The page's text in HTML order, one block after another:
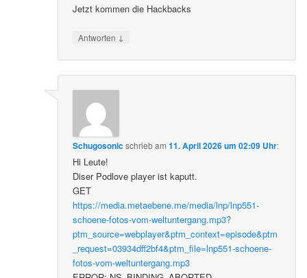
Jetzt kommen die Hackbacks
Antworten ↓
Schugosonicschriebam11. April 2026 um 02:09 Uhr:
Hi Leute!
Diser Podlove player ist kaputt.
GET
https://media.metaebene.me/media/lnp/lnp551-
schoene-fotos-vom-weltuntergang.mp3?
ptm_source=webplayer&ptm_context=episode&ptm
_request=03934dff2bf4&ptm_file=lnp551-schoene-
fotos-vom-weltuntergang.mp3